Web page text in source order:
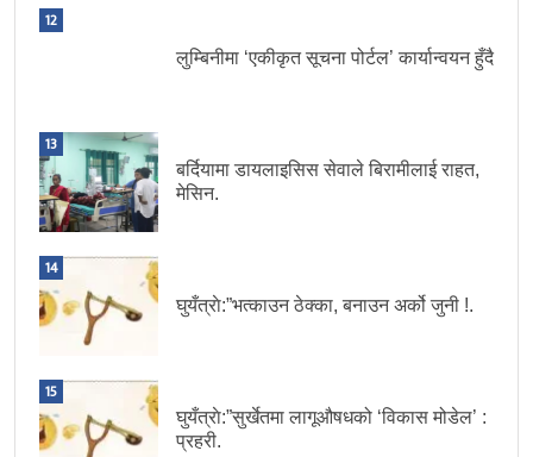
12
लुम्बिनीमा ‘एकीकृत सूचना पोर्टल’ कार्यान्वयन हुँदै
13
बर्दियामा डायलाइसिस सेवाले बिरामीलाई राहत,
मेसिन.
14
घुयँत्राे:”भत्काउन ठेक्का, बनाउन अर्को जुनी !.
15
घुयँत्राे:”सुर्खेतमा लागूऔषधको ‘विकास मोडेल’ :
प्रहरी.